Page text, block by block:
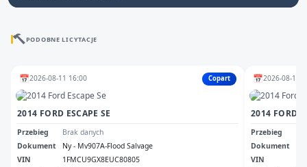
PODOBNE LICYTACJE
📅2026-08-11 16:00 Copart
2014 FORD ESCAPE SE
Przebieg
Brak danych
Dokument
Ny - Mv907A-Flood Salvage
VIN
1FMCU9GX8EUC80805
📅2026-08-11
2014 FORD
Przebieg
Dokument
VIN